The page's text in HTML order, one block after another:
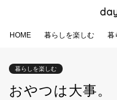
HOME 暮らしを楽しむ 暮
暮らしを楽しむ
おやつは大事。